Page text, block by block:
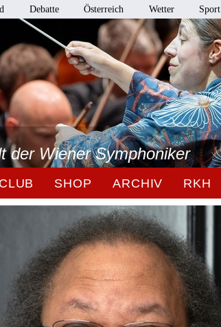
Debatte Österreich Wetter Sport
der Wiener Symphoniker
CLUB SHOP ARCHIV RKH